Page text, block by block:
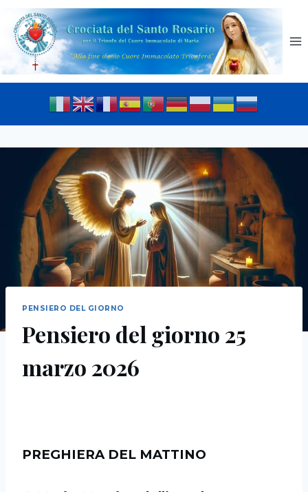
PENSIERO DEL GIORNO
Pensiero del giorno 25
marzo 2026
PREGHIERA DEL MATTINO